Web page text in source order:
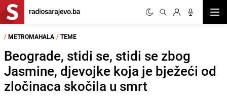
/ METROMAHALA / TEME
Beograde, stidi se, stidi se zbog
Jasmine, djevojke koja je bježeći od
zločinaca skočila u smrt